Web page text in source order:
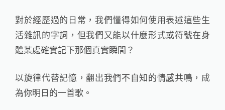
對於經歷過的日常，我們懂得如何使用表述這些生
活雜訊的字詞，但我們又能以什麼形式或符號在身
體某處確實記下那個真實瞬間？
以旋律代替記憶，翻出我們不自知的情感共鳴，成
為你明日的一首歌。